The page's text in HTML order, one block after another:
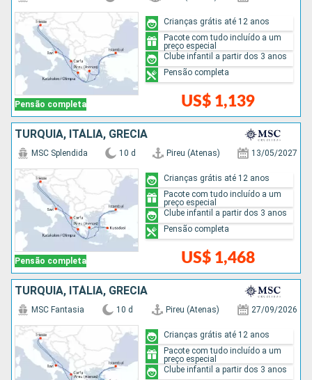
Pensão completa US$ 1,139
Crianças grátis até 12 anos
Pacote com tudo incluído a um
preço especial
Clube infantil a partir dos 3 anos
Pensão completa
TURQUIA, ITÁLIA, GRÉCIA
Pensão completa
MSC Splendida 10 d Pireu (Atenas) 13/05/2027
US$ 1,468
Crianças grátis até 12 anos
Pacote com tudo incluído a um
preço especial
Clube infantil a partir dos 3 anos
Pensão completa
TURQUIA, ITÁLIA, GRÉCIA
MSC Fantasia 10 d Pireu (Atenas) 27/09/2026
Crianças grátis até 12 anos
Pacote com tudo incluído a um
preço especial
Clube infantil a partir dos 3 anos